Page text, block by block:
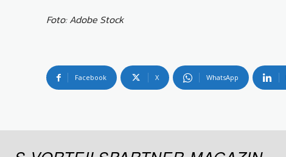
Foto: Adobe Stock
Facebook X WhatsApp